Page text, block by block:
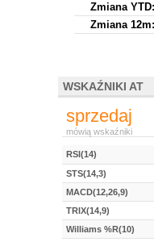
Zmiana YTD:
Zmiana 12m:
WSKAŹNIKI AT
sprzedaj
mówią wskaźniki
RSI(14)
STS(14,3)
MACD(12,26,9)
TRIX(14,9)
Williams %R(10)